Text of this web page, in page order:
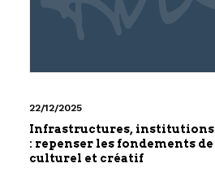
22/12/2025
Infrastructures,
: repenser les fondements de
culturel et créatif